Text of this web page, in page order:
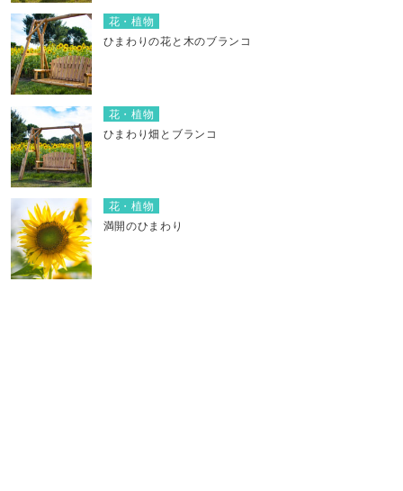
花・植物
ひまわりの花と木のブランコ
花・植物
ひまわり畑とブランコ
花・植物
満開のひまわり